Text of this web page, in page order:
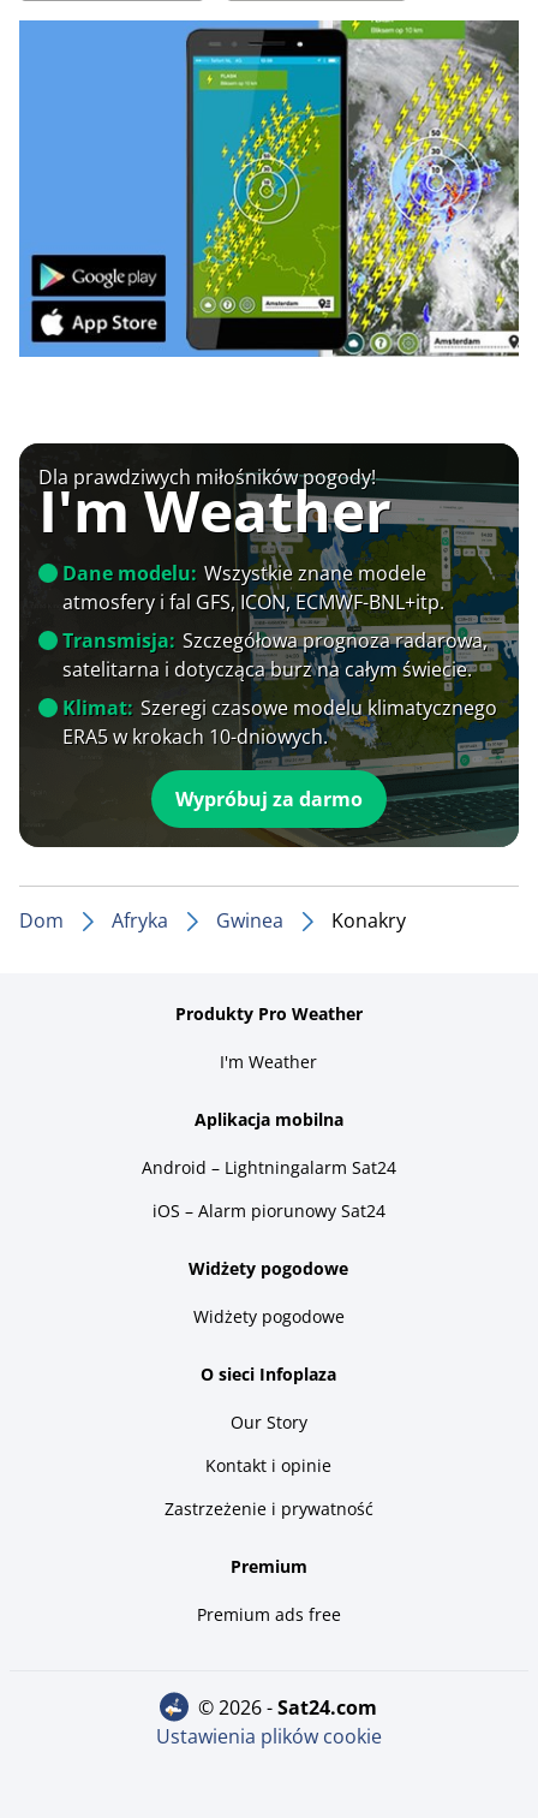
Dla prawdziwych miłośników pogody!
I'm Weather
Dane modelu: Wszystkie znane modele
atmosfery i fal GFS, ICON, ECMWF-BNL+itp.
Transmisja: Szczegółowa prognoza radarowa,
satelitarna i dotycząca burz na całym świecie.
Klimat: Szeregi czasowe modelu klimatycznego
ERA5 w krokach 10-dniowych.
Wypróbuj za darmo
Dom Afryka Gwinea Konakry
Produkty Pro Weather
I'm Weather
Aplikacja mobilna
Android – Lightningalarm Sat24
iOS – Alarm piorunowy Sat24
Widżety pogodowe
Widżety pogodowe
O sieci Infoplaza
Our Story
Kontakt i opinie
Zastrzeżenie i prywatność
Premium
Premium ads free
© 2026 - sat24.com
Ustawienia plików cookie